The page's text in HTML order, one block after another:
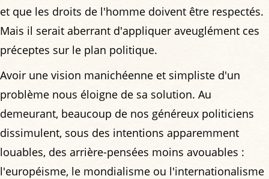
et que les droits de l'homme doivent être respectés.
Mais il serait aberrant d'appliquer aveuglément ces
préceptes sur le plan politique.
Avoir une vision manichéenne et simpliste d'un
problème nous éloigne de sa solution. Au
demeurant, beaucoup de nos généreux politiciens
dissimulent, sous des intentions apparemment
louables, des arrière-pensées moins avouables :
l'européisme, le mondialisme ou l'internationalisme